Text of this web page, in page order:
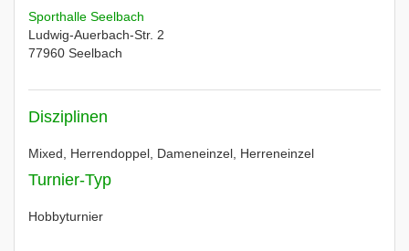
Sporthalle Seelbach
Ludwig-Auerbach-Str. 2
77960 Seelbach
Disziplinen
Mixed, Herrendoppel, Dameneinzel, Herreneinzel
Turnier-Typ
Hobbyturnier